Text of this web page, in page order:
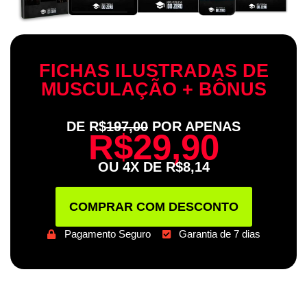
FICHAS ILUSTRADAS DE
MUSCULAÇÃO + BÔNUS
DE R$197,00 POR APENAS
R$29,90
OU 4X DE R$8,14
COMPRAR COM DESCONTO
Pagamento Seguro Garantia de 7 dias